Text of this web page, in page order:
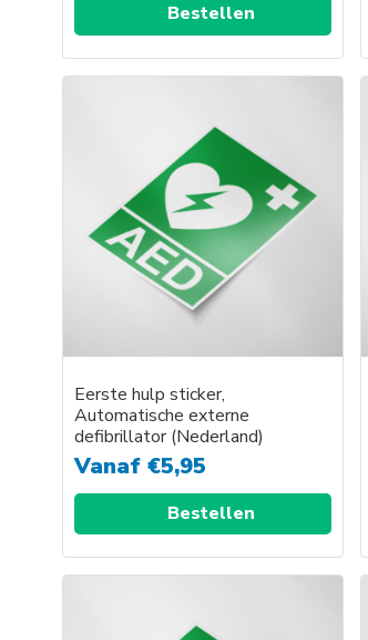
Bestellen
Eerste hulp sticker,
Automatische externe
defibrillator (Nederland)
Vanaf €5,95
Bestellen
Dit
heeft